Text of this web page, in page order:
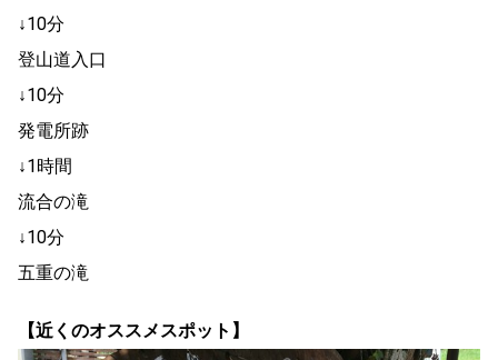
↓10分
登山道入口
↓10分
発電所跡
↓1時間
流合の滝
↓10分
五重の滝
【近くのオススメスポット】